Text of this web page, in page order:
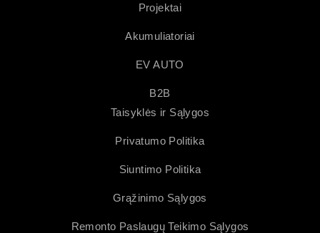
Projektai
Akumuliatoriai
EV AUTO
B2B
Taisyklės ir Sąlygos
Privatumo Politika
Siuntimo Politika
Grąžinimo Sąlygos
Remonto Paslaugų Teikimo Sąlygos